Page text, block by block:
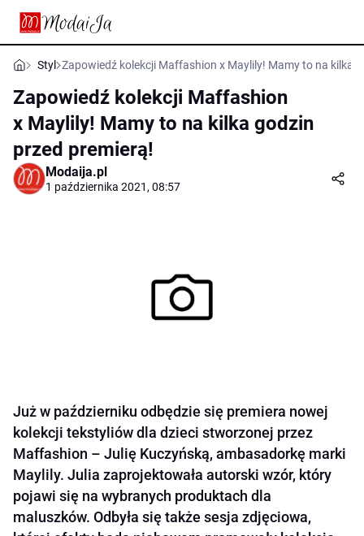
Styl Zapowiedź kolekcji Maffashion x Maylily! Mamy to na kilka
Zapowiedź kolekcji Maffashion
x Maylily! Mamy to na kilka godzin
przed premierą!
Modaija.pl
1 października 2021, 08:57
Już w październiku odbędzie się premiera nowej
kolekcji tekstyliów dla dzieci stworzonej przez
Maffashion – Julię Kuczyńską, ambasadorkę marki
Maylily. Julia zaprojektowała autorski wzór, który
pojawi się na wybranych produktach dla
maluszków. Odbyła się także sesja zdjęciowa,